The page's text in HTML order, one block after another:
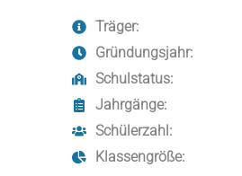
Träger:
Gründungsjahr:
Schulstatus:
Jahrgänge:
Schülerzahl:
Klassengröße: